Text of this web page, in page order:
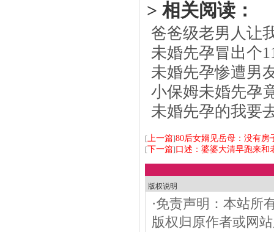
> 相关阅读：
爸爸级老男人让
未婚先孕冒出个
未婚先孕惨遭男
小保姆未婚先孕
未婚先孕的我要
[上一篇]80后女婿见岳母：没有房
[下一篇] 口述：婆婆大清早跑来和
版权说明
·免责声明：本站所
版权归原作者或网